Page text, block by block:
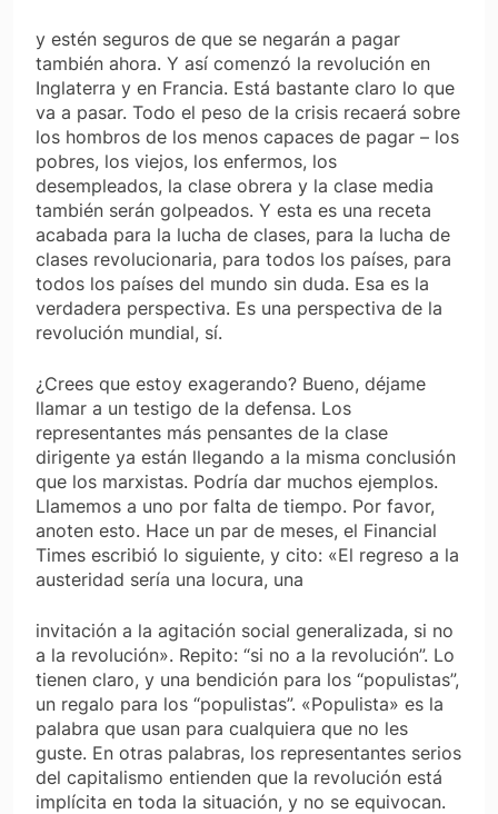
y estén seguros de que se negarán a pagar
también ahora. Y así comenzó la revolución en
Inglaterra y en Francia. Está bastante claro lo que
va a pasar. Todo el peso de la crisis recaerá sobre
los hombros de los menos capaces de pagar – los
pobres, los viejos, los enfermos, los
desempleados, la clase obrera y la clase media
también serán golpeados. Y esta es una receta
acabada para la lucha de clases, para la lucha de
clases revolucionaria, para todos los países, para
todos los países del mundo sin duda. Esa es la
verdadera perspectiva. Es una perspectiva de la
revolución mundial, sí.
¿Crees que estoy exagerando? Bueno, déjame
llamar a un testigo de la defensa. Los
representantes más pensantes de la clase
dirigente ya están llegando a la misma conclusión
que los marxistas. Podría dar muchos ejemplos.
Llamemos a uno por falta de tiempo. Por favor,
anoten esto. Hace un par de meses, el Financial
Times escribió lo siguiente, y cito: «El regreso a la
austeridad sería una locura, una
invitación a la agitación social generalizada, si no
a la revolución». Repito: “si no a la revolución”. Lo
tienen claro, y una bendición para los “populistas”,
un regalo para los “populistas”. «Populista» es la
palabra que usan para cualquiera que no les
guste. En otras palabras, los representantes serios
del capitalismo entienden que la revolución está
implícita en toda la situación, y no se equivocan.